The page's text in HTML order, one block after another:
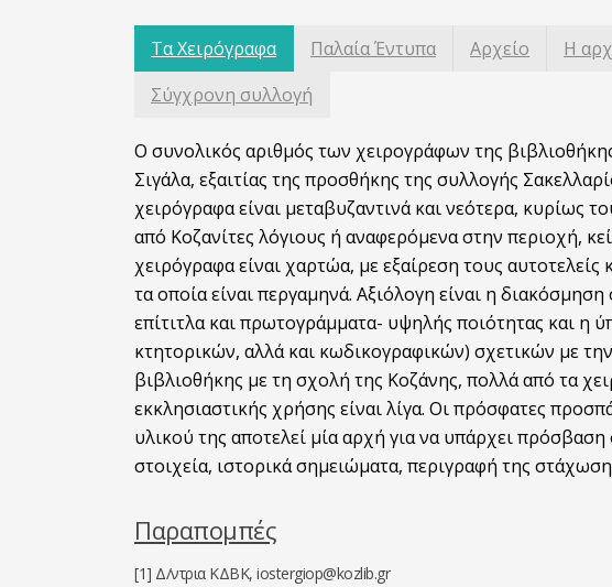
Τα Χειρόγραφα Παλαία Έντυπα Αρχείο Η
Σύγχρονη συλλογή
Ο συνολικός αριθμός των χειρογράφων της
Σιγάλα, εξαιτίας της προσθήκης της συλλογής
χειρόγραφα είναι μεταβυζαντινά και νεότερα, κυρίως
από Κοζανίτες λόγιους ή αναφερόμενα στην περιοχή,
χειρόγραφα είναι χαρτώα, με εξαίρεση τους
τα οποία είναι περγαμηνά. Αξιόλογη είναι η
επίτιτλα και πρωτογράμματα- υψηλής ποιότητας και
κτητορικών, αλλά και κωδικογραφικών) σχετικών με
βιβλιοθήκης με τη σχολή της Κοζάνης, πολλά από τα
εκκλησιαστικής χρήσης είναι λίγα. Οι πρόσφατες
υλικού της αποτελεί μία αρχή για να υπάρχει πρόσβαση
στοιχεία, ιστορικά σημειώματα, περιγραφή της
Παραπομπές
[1] Δ/ντρια ΚΔΒΚ, iostergiop@kozlib.gr